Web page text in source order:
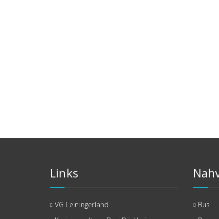
Links
VG Leiningerland
Bus